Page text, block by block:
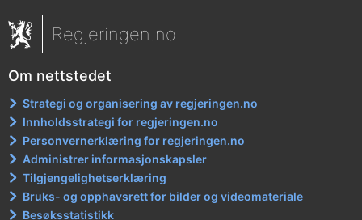
Regjeringen.no
Om nettstedet
Strategi og organisering av regjeringen.no
Innholdsstrategi for regjeringen.no
Personvernerklæring for regjeringen.no
Administrer informasjonskapsler
Tilgjengelighetserklæring
Bruks- og opphavsrett for bilder og videomateriale
Besøksstatistikk